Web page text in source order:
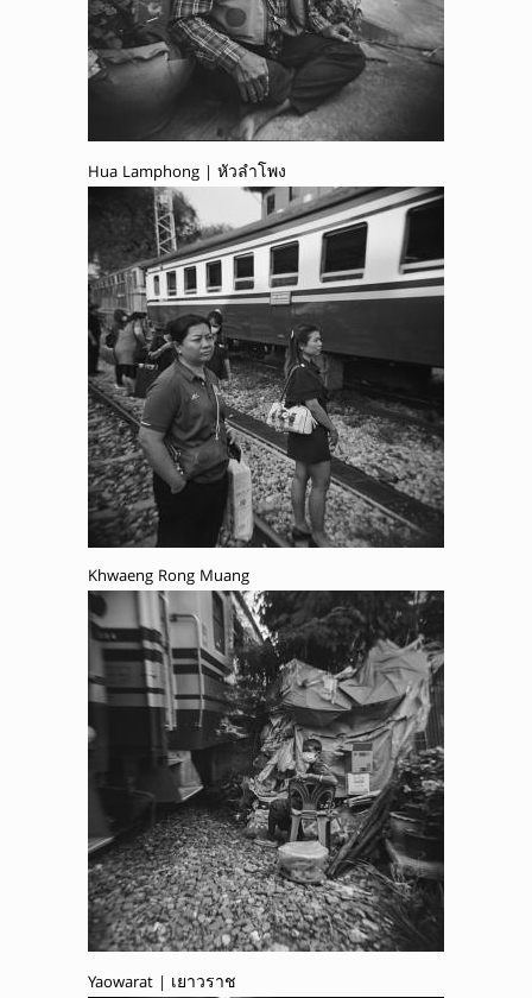
Hua Lamphong | หัวลำโพง
Khwaeng Rong Muang
Yaowarat | เยาวราช